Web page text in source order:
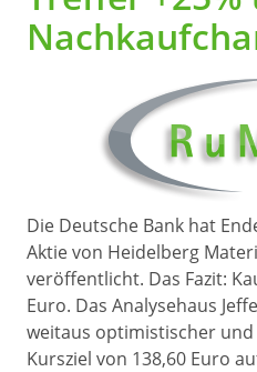
Die Deutsche Bank hat
Aktie von Heidelberg
veröffentlicht. Das Fazit:
Euro. Das Analysehaus
weitaus optimistischer
Kursziel von 138,60 Euro